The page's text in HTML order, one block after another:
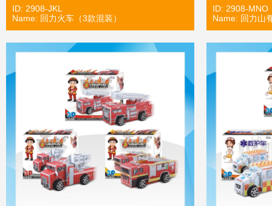
ID: 2908-JKL
Name: 回力火车（3款混装）
ID: 2908-MNO
Name: 回力山